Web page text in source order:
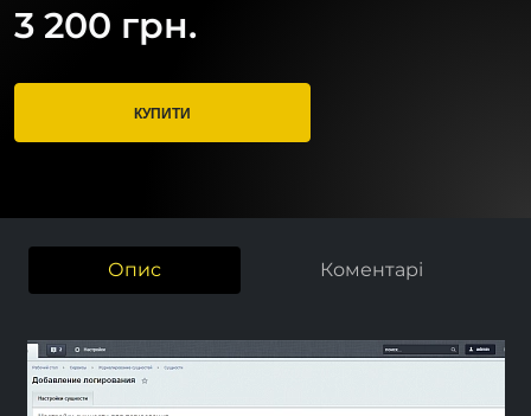
3 200 грн.
КУПИТИ
Опис Коментарі